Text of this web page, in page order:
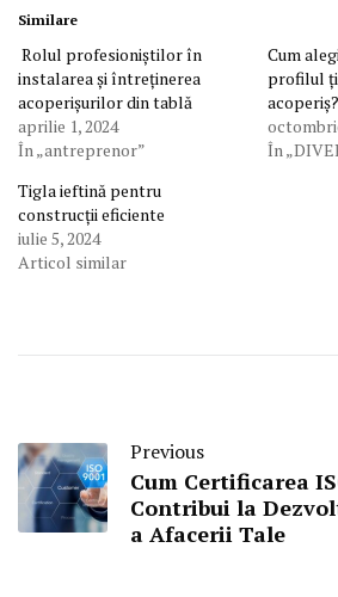
Similare
Rolul profesioniștilor în
instalarea și întreținerea
acoperișurilor din tablă
aprilie 1, 2024
În „antreprenor”
Cum
profilul
acoperiș?
În
Tigla ieftină pentru
construcții eficiente
iulie 5, 2024
Articol similar
Previous
Cum Certificarea
Contribui la
a Afacerii Tale